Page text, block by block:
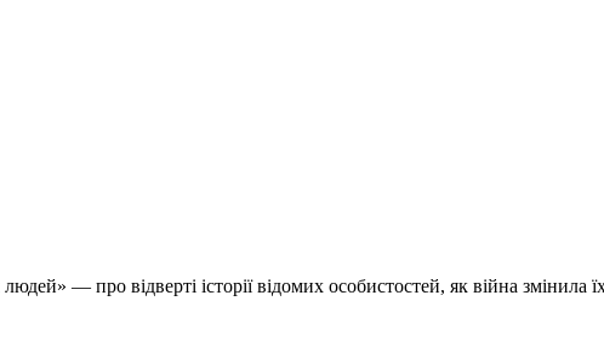
— про відверті історії відомих особистостей, як війна змінила